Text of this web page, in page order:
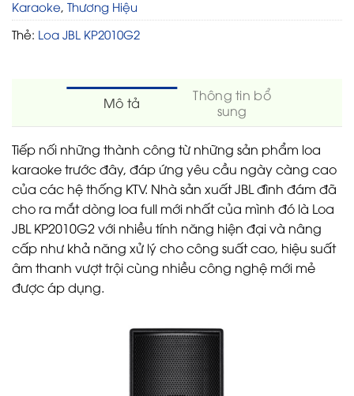
Karaoke Thương Hiệu
Thẻ: Loa JBL KP2010G2
Mô tả
Thông tin bổ
sung
Tiếp nối những thành công từ những sản phẩm loa
karaoke trước đây, đáp ứng yêu cầu ngày càng cao
của các hệ thống KTV. Nhà sản xuất JBL đình đám đã
cho ra mắt dòng loa full mới nhất của mình đó là Loa
JBL KP2010G2 với nhiều tính năng hiện đại và nâng
cấp như khả năng xử lý cho công suất cao, hiệu suất
âm thanh vượt trội cùng nhiều công nghệ mới mẻ
được áp dụng.